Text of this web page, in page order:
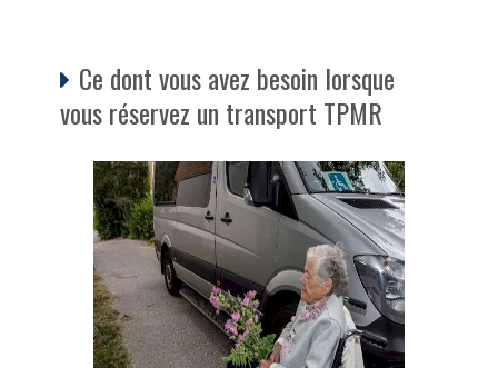
Ce dont vous avez besoin lorsque
vous réservez un transport TPMR